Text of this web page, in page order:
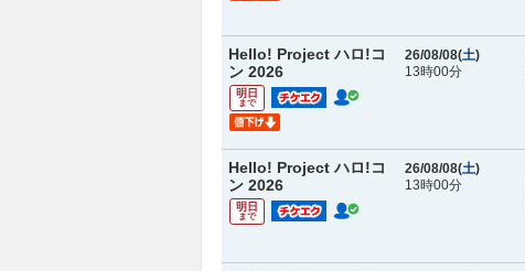
Hello! Project ハロ!コ
ン 2026
明日
まで
26/08/08(土)
13時00分
Hello! Project ハロ!コ
ン 2026
明日
まで
26/08/08(土)
13時00分